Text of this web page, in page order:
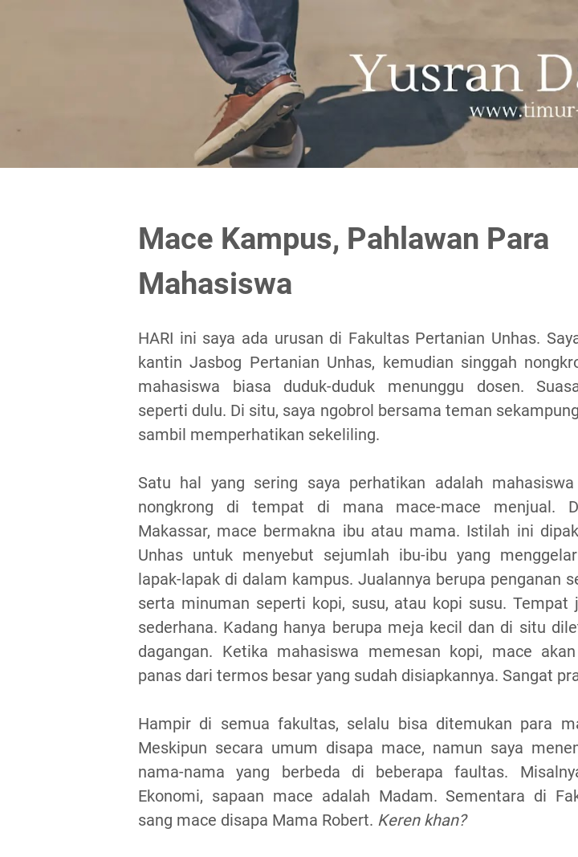
Mace Kampus, Pahlawan Para
Mahasiswa
HARI ini saya ada urusan di Fakultas Pertanian Unhas.
kantin Jasbog Pertanian Unhas, kemudian singgah
mahasiswa biasa duduk-duduk menunggu dosen.
seperti dulu. Di situ, saya ngobrol bersama teman
sambil memperhatikan sekeliling.
Satu hal yang sering saya perhatikan adalah
nongkrong di tempat di mana mace-mace menjual.
Makassar, mace bermakna ibu atau mama. Istilah ini
Unhas untuk menyebut sejumlah ibu-ibu yang
lapak-lapak di dalam kampus. Jualannya berupa penganan
serta minuman seperti kopi, susu, atau kopi susu. Tempat
sederhana. Kadang hanya berupa meja kecil dan di situ
dagangan. Ketika mahasiswa memesan kopi, mace
panas dari termos besar yang sudah disiapkannya. Sangat
Hampir di semua fakultas, selalu bisa ditemukan para
Meskipun secara umum disapa mace, namun saya
nama-nama yang berbeda di beberapa faultas.
Ekonomi, sapaan mace adalah Madam. Sementara di
sang mace disapa Mama Robert. Keren khan?